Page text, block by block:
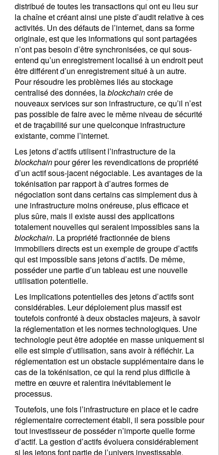
distribué de toutes les transactions qui ont eu lieu sur
la chaîne et créant ainsi une piste d’audit relative à ces
activités. Un des défauts de l’internet, dans sa forme
originale, est que les informations qui sont partagées
n’ont pas besoin d’être synchronisées, ce qui sous-
entend qu’un enregistrement localisé à un endroit peut
être différent d’un enregistrement situé à un autre.
Pour résoudre les problèmes liés au stockage
centralisé des données, lablockchaincrée de
nouveaux services sur son infrastructure, ce qu’il n’est
pas possible de faire avec le même niveau de sécurité
et de traçabilité sur une quelconque infrastructure
existante, comme l’internet.
Les jetons d’actifs utilisent l’infrastructure de la
blockchainpour gérer les revendications de propriété
d’un actif sous-jacent négociable. Les avantages de la
tokénisation par rapport à d’autres formes de
négociation sont dans certains cas simplement dus à
une infrastructure moins onéreuse, plus efficace et
plus sûre, mais il existe aussi des applications
totalement nouvelles qui seraient impossibles sans la
blockchain. La propriété fractionnée de biens
immobiliers directs est un exemple de groupe d’actifs
qui est impossible sans jetons d’actifs. De même,
posséder une partie d’un tableau est une nouvelle
utilisation potentielle.
Les implications potentielles des jetons d’actifs sont
considérables. Leur déploiement plus massif est
toutefois confronté à deux obstacles majeurs, à savoir
la réglementation et les normes technologiques. Une
technologie peut être adoptée en masse uniquement si
elle est simple d’utilisation, sans avoir à réfléchir. La
réglementation est un obstacle supplémentaire dans le
cas de la tokénisation, ce qui la rend plus difficile à
mettre en œuvre et ralentira inévitablement le
processus.
Toutefois, une fois l’infrastructure en place et le cadre
réglementaire correctement établi, il sera possible pour
tout investisseur de posséder n’importe quelle forme
d’actif. La gestion d’actifs évoluera considérablement
si les jetons font partie de l’univers investissable.